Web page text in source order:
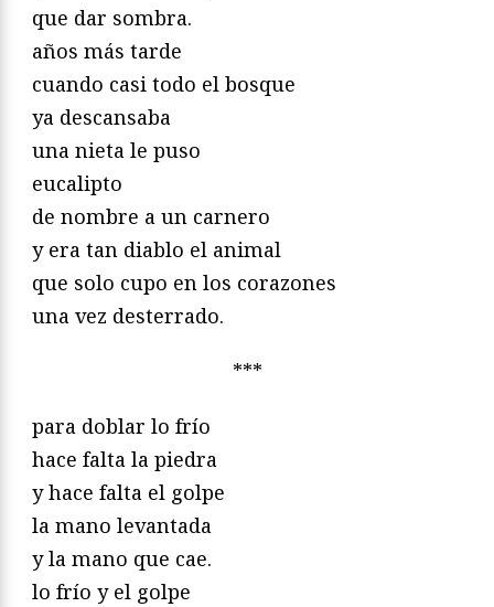
que dar sombra.
años más tarde
cuando casi todo el bosque
ya descansaba
una nieta le puso
eucalipto
de nombre a un carnero
y era tan diablo el animal
que solo cupo en los corazones
una vez desterrado.
***
para doblar lo frío
hace falta la piedra
y hace falta el golpe
la mano levantada
y la mano que cae.
lo frío y el golpe